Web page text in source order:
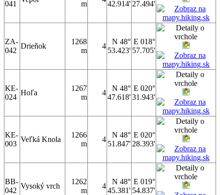
041
m
42.914' 27.494'
ZA-
042
Drieňok
1268
m
4
N 48°
53.423'
E 018°
57.705'
KE-
024
Hoľa
1267
m
4
N 48°
47.618'
E 020°
31.943'
KE-
003
Veľká Knola
1266
m
4
N 48°
51.847'
E 020°
28.393'
BB-
042
Vysoký vrch
1262
m
4
N 48°
45.381'
E 019°
54.837'